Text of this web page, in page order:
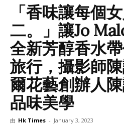
「香味讓每個
二。」讓Jo
全新芳醇香水
旅行，攝影師
爾花藝創辦人
品味美學
由 Hk Times - January 3, 2023